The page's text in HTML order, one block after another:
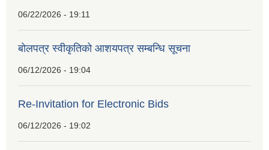
06/22/2026 - 19:11
बोलपत्र स्वीकृतिको आशयपत्र सम्बन्धि सूचना
06/12/2026 - 19:04
Re-Invitation for Electronic Bids
06/12/2026 - 19:02